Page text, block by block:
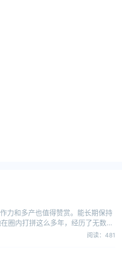
力和多产也值得赞赏。能长期保持
圈内打拼这么多年，经历了无数风
阅读：481